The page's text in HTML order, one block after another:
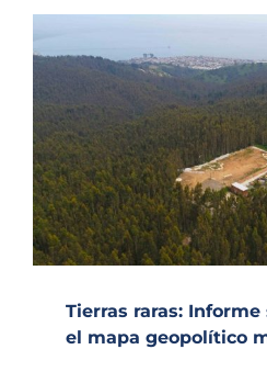
Tierras raras:
el mapa geopolítico